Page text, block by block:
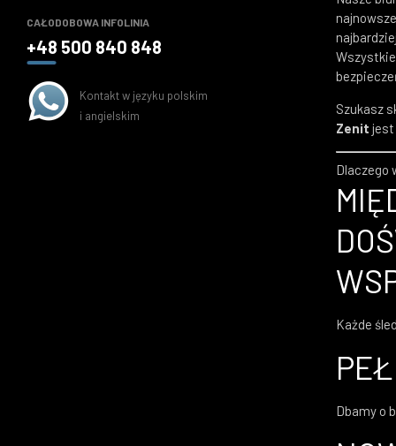
CAŁODOBOWA INFOLINIA
+48 500 840 848
Kontakt w języku polskim
i angielskim
Szukasz
Zenit jest
Dlaczego
Każde
Dbamy o